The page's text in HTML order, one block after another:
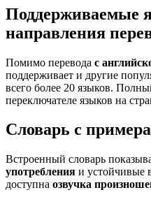
Поддерживаемые
направления
Помимо перевода с
поддерживает и другие
всего более 20 языков.
переключателе языков на
Словарь с
Встроенный словарь
употребления и устойчивые
доступна озвучка